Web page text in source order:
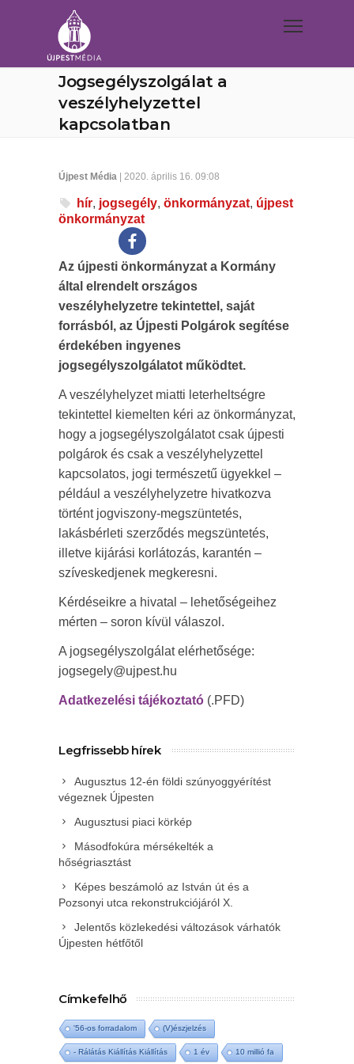
Jogsegélyszolgálat a
veszélyhelyzettel
kapcsolatban
Újpest Média | 2020. április 16. 09:08
hír, jogsegély, önkormányzat, újpest
önkormányzat
Az újpesti önkormányzat a Kormány
által elrendelt országos
veszélyhelyzetre tekintettel, saját
forrásból, az Újpesti Polgárok segítése
érdekében ingyenes
jogsegélyszolgálatot működtet.
A veszélyhelyzet miatti leterheltségre
tekintettel kiemelten kéri az önkormányzat,
hogy a jogsegélyszolgálatot csak újpesti
polgárok és csak a veszélyhelyzettel
kapcsolatos, jogi természetű ügyekkel –
például a veszélyhelyzetre hivatkozva
történt jogviszony-megszüntetés,
lakásbérleti szerződés megszüntetés,
illetve kijárási korlátozás, karantén –
szíveskedjenek megkeresni.
Kérdéseikre a hivatal – lehetőségeihez
mérten – soron kívül válaszol.
A jogsegélyszolgálat elérhetősége:
jogsegely@ujpest.hu
Adatkezelési tájékoztató (.PFD)
Legfrissebb hírek
Augusztus 12-én földi szúnyoggyérítést
végeznek Újpesten
Augusztusi piaci körkép
Másodfokúra mérsékelték a
hőségriasztást
Képes beszámoló az István út és a
Pozsonyi utca rekonstrukciójáról X.
Jelentős közlekedési változások várhatók
Újpesten hétfőtől
Címkefelhő
'56-os forradalom (V)észjelzés
- Rálátás Kiállítás Kiállítás 1 év 10 millió fa